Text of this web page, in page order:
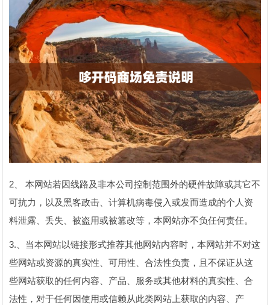
2、 本网站若因线路及非本公司控制范围外的硬件故障或其它不
可抗力，以及黑客政击、计算机病毒侵入或发而造成的个人资
料泄露、丢失、被盗用或被篡改等，本网站亦不负任何责任。
3.、当本网站以链接形式推荐其他网站内容时，本网站并不对这
些网站或资源的真实性、可用性、合法性负责，且不保证从这
些网站获取的任何内容、产品、服务或其他材料的真实性、合
法性，对于任何因使用或信赖从此类网站上获取的内容、产